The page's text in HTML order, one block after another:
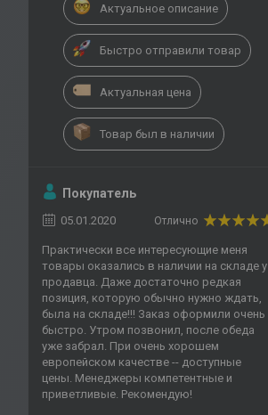
Актуальное описание
Быстро отправили товар
Актуальная цена
Товар был в наличии
Покупатель
05.01.2020 Отлично
Практически все интересующие меня
товары оказались в наличии на складе у
продавца. Даже достаточно редкая
позиция, которую обычно нужно ждать,
была на складе!!! Заказ оформили очень
быстро. Утром позвонил, после обеда
уже забрал. При очень хорошем
европейском качестве -- доступные
цены. Менеджеры компетентные и
приветливые. Рекомендую!